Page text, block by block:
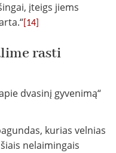
įteigs jiems
[14]
rasti
dvasinį gyvenimą“
kurias velnias
nelaimingais